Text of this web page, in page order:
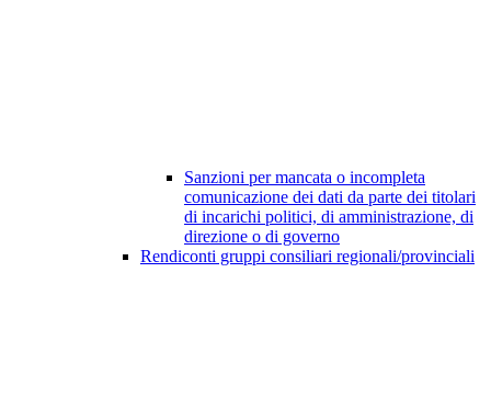
Sanzioni per mancata o incompleta
comunicazione dei dati da parte dei titolari
di incarichi politici, di amministrazione, di
direzione o di governo
Rendiconti gruppi consiliari regionali/provinciali